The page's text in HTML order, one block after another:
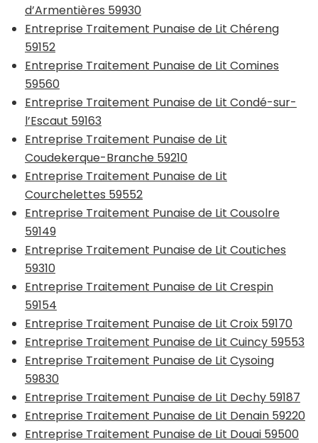
d’Armentières 59930
Entreprise Traitement Punaise de Lit Chéreng
59152
Entreprise Traitement Punaise de Lit Comines
59560
Entreprise Traitement Punaise de Lit Condé-sur-
l’Escaut 59163
Entreprise Traitement Punaise de Lit
Coudekerque-Branche 59210
Entreprise Traitement Punaise de Lit
Courchelettes 59552
Entreprise Traitement Punaise de Lit Cousolre
59149
Entreprise Traitement Punaise de Lit Coutiches
59310
Entreprise Traitement Punaise de Lit Crespin
59154
Entreprise Traitement Punaise de Lit Croix 59170
Entreprise Traitement Punaise de Lit Cuincy 59553
Entreprise Traitement Punaise de Lit Cysoing
59830
Entreprise Traitement Punaise de Lit Dechy 59187
Entreprise Traitement Punaise de Lit Denain 59220
Entreprise Traitement Punaise de Lit Douai 59500